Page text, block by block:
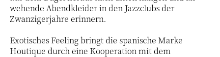
wehende Abendkleider in den Jazzclubs der
Zwanzigerjahre erinnern.
Exotisches Feeling bringt die spanische Marke
Houtique durch eine Kooperation mit dem